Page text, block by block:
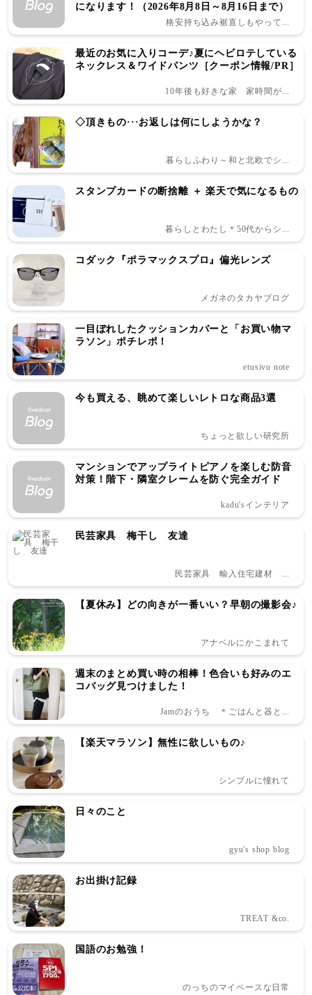
になります！（2026年8月8日～8月16日まで）
格安持ち込み裾直しもやって...
最近のお気に入りコーデ♪夏にヘビロテしている
ネックレス＆ワイドパンツ［クーポン情報/PR］
10年後も好きな家 家時間が...
◇頂きもの···お返しは何にしようかな？
暮らしふわり～和と北欧でシ...
スタンプカードの断捨離 ＋ 楽天で気になるもの
暮らしとわたし＊50代からシ...
コダック『ポラマックスプロ』偏光レンズ
メガネのタカヤブログ
一目ぼれしたクッションカバーと「お買い物マ
ラソン」ポチレポ！
etusivu note
今も買える、眺めて楽しいレトロな商品3選
ちょっと欲しい研究所
マンションでアップライトピアノを楽しむ防音
対策！階下・隣室クレームを防ぐ完全ガイド
kadu'sインテリア
民芸家具 梅干し 友達
民芸家具 輸入住宅建材 ...
【夏休み】どの向きが一番いい？早朝の撮影会♪
アナベルにかこまれて
週末のまとめ買い時の相棒！色合いも好みのエ
コバッグ見つけました！
Jamのおうち ＊ごはんと器と...
【楽天マラソン】無性に欲しいもの♪
シンプルに憧れて
日々のこと
gyu's shop blog
お出掛け記録
TREAT &co.
国語のお勉強！
のっちのマイペースな日常